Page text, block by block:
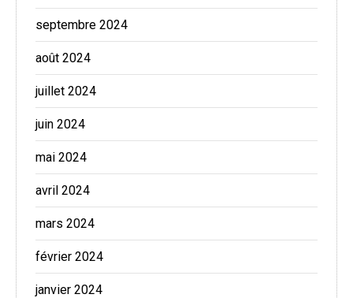
septembre 2024
août 2024
juillet 2024
juin 2024
mai 2024
avril 2024
mars 2024
février 2024
janvier 2024